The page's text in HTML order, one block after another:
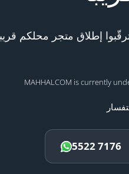
إطلاق متجر محلكم
MAHHALCOM is currently
5522 7176